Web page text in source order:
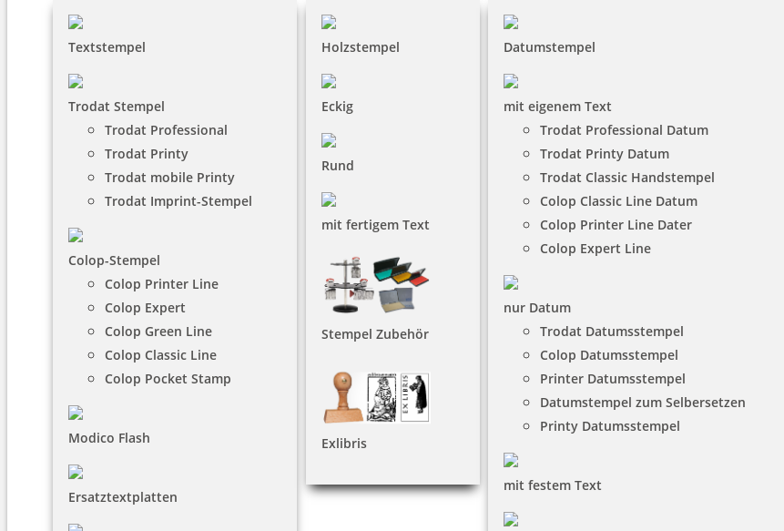
Textstempel
Trodat Stempel
Trodat Professional
Trodat Printy
Trodat mobile Printy
Trodat Imprint-Stempel
Colop-Stempel
Colop Printer Line
Colop Expert
Colop Green Line
Colop Classic Line
Colop Pocket Stamp
Modico Flash
Ersatztextplatten
Holzstempel
Eckig
Rund
mit fertigem Text
Stempel Zubehör
Exlibris
Datumstempel
mit eigenem Text
Trodat Professional Datum
Trodat Printy Datum
Trodat Classic Handstempel
Colop Classic Line Datum
Colop Printer Line Dater
Colop Expert Line
nur Datum
Trodat Datumsstempel
Colop Datumsstempel
Printer Datumsstempel
Datumstempel zum Selbersetzen
Printy Datumsstempel
mit festem Text